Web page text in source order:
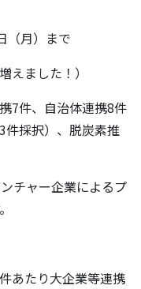
（月）まで
ました！）
7件、自治体連携8件
件採択）、脱炭素推
チャー企業によるプ
あたり大企業等連携